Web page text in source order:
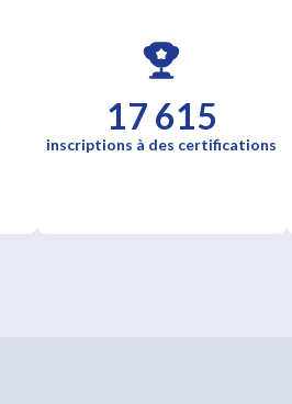
17 615
inscriptions à des certifications